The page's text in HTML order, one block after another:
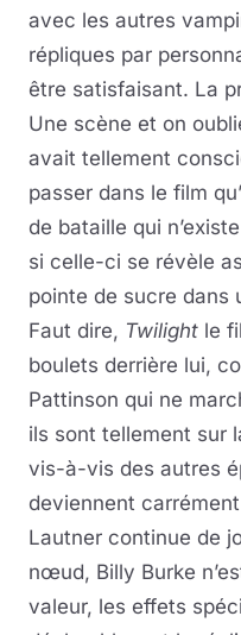
avec les autres
répliques par
être satisfaisant. La
Une scène et on
avait tellement
passer dans le film
de bataille qui
si celle-ci se révèle
pointe de sucre dans
Faut dire, Twilight le
boulets derrière lui,
Pattinson qui ne
ils sont tellement sur
vis-à-vis des autres
deviennent
Lautner continue de
nœud, Billy Burke
valeur, les effets